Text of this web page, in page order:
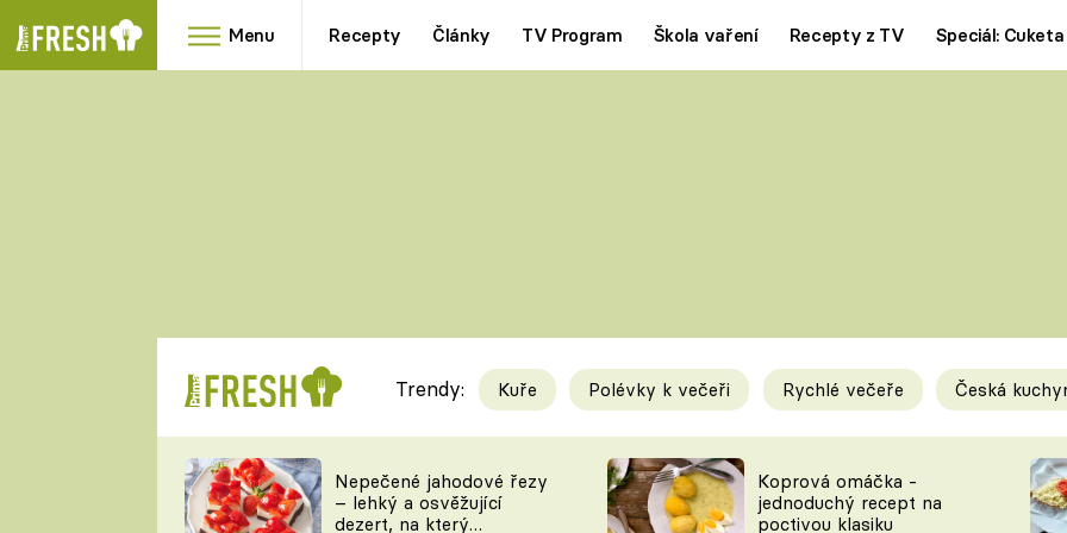
Menu Recepty Články TV Program Škola vaření Recepty z TV Speciál: Cuketa
RYCHLOVKY
Videorecepty
TEĎ VAŘÍ ŠÉF!
Tipy a triky
KAM ZA JÍDLEM
Trendy: Kuře Polévky k večeři Rychlé večeře Česká
Nepečené jahodové řezy
– lehký a osvěžující
dezert, na který
Koprová omáčka -
jednoduchý recept na
poctivou klasiku